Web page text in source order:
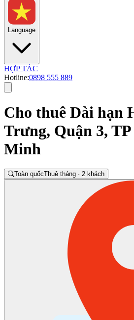
Language
HỢP TÁC
Hotline:0898 555 889
Cho thuê Dài hạn
Trưng, Quận 3,
Minh
Toàn quốcThuê tháng · 2 khách